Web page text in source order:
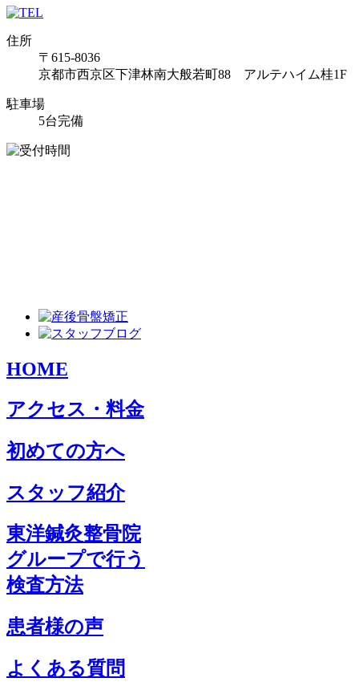
住所
〒615-8036
京都市西京区下津林南大般若町88 アルテハイム桂1F
駐車場
5台完備
HOME
アクセス・料金
初めての方へ
スタッフ紹介
東洋鍼灸整骨院
グループで行う
検査方法
患者様の声
よくある質問